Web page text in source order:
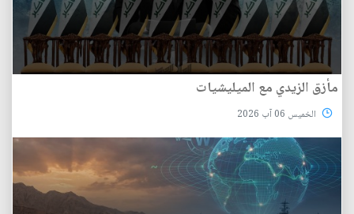
مأزق الزيدي مع الميليشيات
الخميس 06 آب 2026